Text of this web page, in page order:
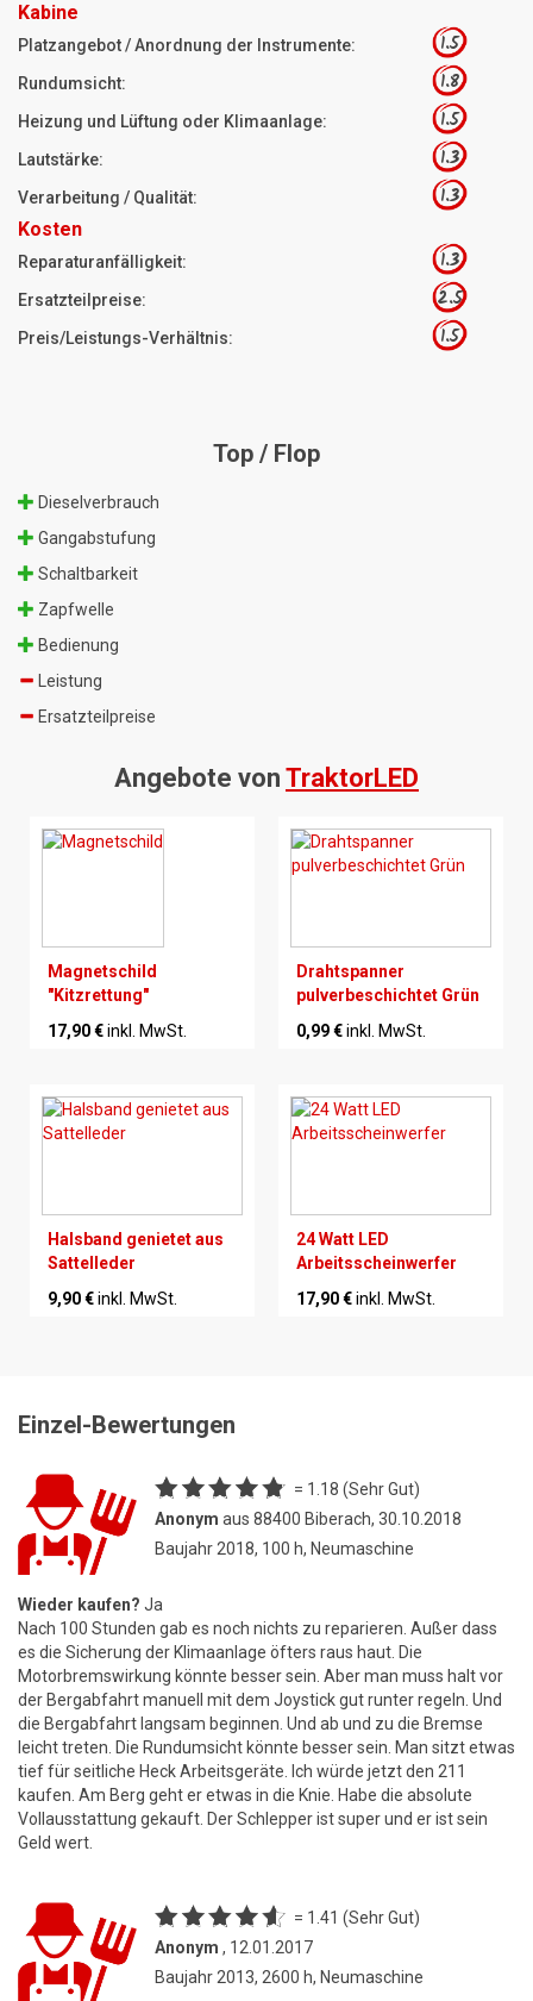
Kabine
Platzangebot / Anordnung der Instrumente: 1.5
Rundumsicht: 1.8
Heizung und Lüftung oder Klimaanlage: 1.5
Lautstärke: 1.3
Verarbeitung / Qualität: 1.3
Kosten
Reparaturanfälligkeit: 1.3
Ersatzteilpreise: 2.5
Preis/Leistungs-Verhältnis: 1.5
Top / Flop
Dieselverbrauch
Gangabstufung
Schaltbarkeit
Zapfwelle
Bedienung
Leistung
Ersatzteilpreise
Angebote von TraktorLED
Magnetschild
"Kitzrettung"
17,90 €inkl. MwSt.
Drahtspanner
pulverbeschichtet Grün
0,99 €inkl. MwSt.
Halsband genietet aus
Sattelleder
9,90 €inkl. MwSt.
24 Watt LED
Arbeitsscheinwerfer
17,90 €inkl. MwSt.
Einzel-Bewertungen
= 1.18 (Sehr Gut)
Anonym aus 88400 Biberach, 30.10.2018
Baujahr 2018, 100 h, Neumaschine
Wieder kaufen? Ja
Nach 100 Stunden gab es noch nichts zu reparieren. Außer dass
es die Sicherung der Klimaanlage öfters raus haut. Die
Motorbremswirkung könnte besser sein. Aber man muss halt vor
der Bergabfahrt manuell mit dem Joystick gut runter regeln. Und
die Bergabfahrt langsam beginnen. Und ab und zu die Bremse
leicht treten. Die Rundumsicht könnte besser sein. Man sitzt etwas
tief für seitliche Heck Arbeitsgeräte. Ich würde jetzt den 211
kaufen. Am Berg geht er etwas in die Knie. Habe die absolute
Vollausstattung gekauft. Der Schlepper ist super und er ist sein
Geld wert.
= 1.41 (Sehr Gut)
Anonym , 12.01.2017
Baujahr 2013, 2600 h, Neumaschine